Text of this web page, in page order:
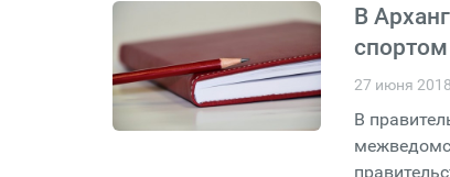
В
спортом
27 июня
В